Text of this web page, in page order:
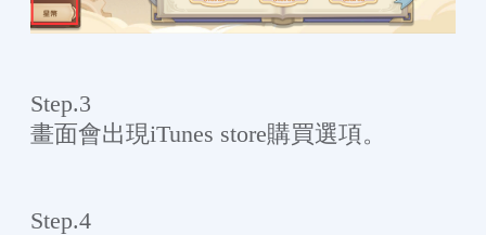
Step.3
畫面會出現iTunes store購買選項。
Step.4